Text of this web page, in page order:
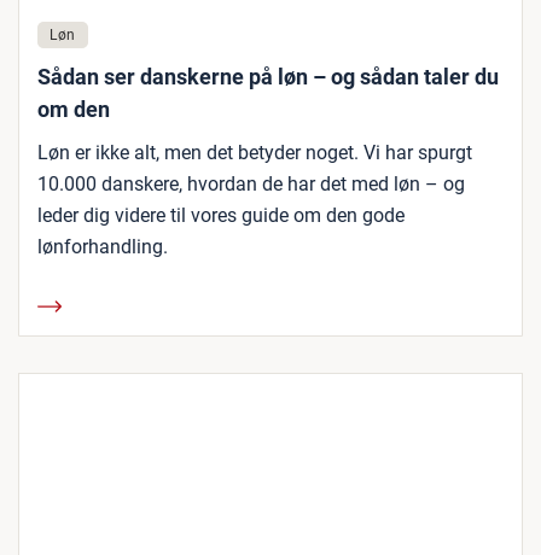
Løn
Sådan ser danskerne på løn – og sådan taler du
om den
Løn er ikke alt, men det betyder noget. Vi har spurgt
10.000 danskere, hvordan de har det med løn – og
leder dig videre til vores guide om den gode
lønforhandling.